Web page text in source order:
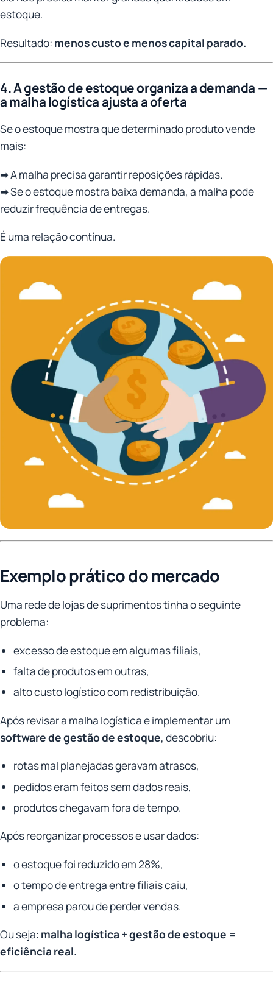
estoque.
Resultado: menos custo e menos capital parado.
4. A gestão de estoque organiza a demanda —
a malha logística ajusta a oferta
Se o estoque mostra que determinado produto vende
mais:
➡ A malha precisa garantir reposições rápidas.
➡ Se o estoque mostra baixa demanda, a malha pode
reduzir frequência de entregas.
É uma relação contínua.
Exemplo prático do mercado
Uma rede de lojas de suprimentos tinha o seguinte
problema:
excesso de estoque em algumas filiais,
falta de produtos em outras,
alto custo logístico com redistribuição.
Após revisar a malha logística e implementar um
software de gestão de estoque, descobriu:
rotas mal planejadas geravam atrasos,
pedidos eram feitos sem dados reais,
produtos chegavam fora de tempo.
Após reorganizar processos e usar dados:
o estoque foi reduzido em 28%,
o tempo de entrega entre filiais caiu,
a empresa parou de perder vendas.
Ou seja: malha logística + gestão de estoque =
eficiência real.